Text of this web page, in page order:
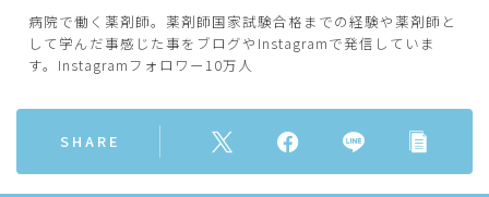
病院で働く薬剤師。薬剤師国家試験合格までの経験や薬剤師と
して学んだ事感じた事をブログやInstagramで発信していま
す。Instagramフォロワー10万人
SHARE